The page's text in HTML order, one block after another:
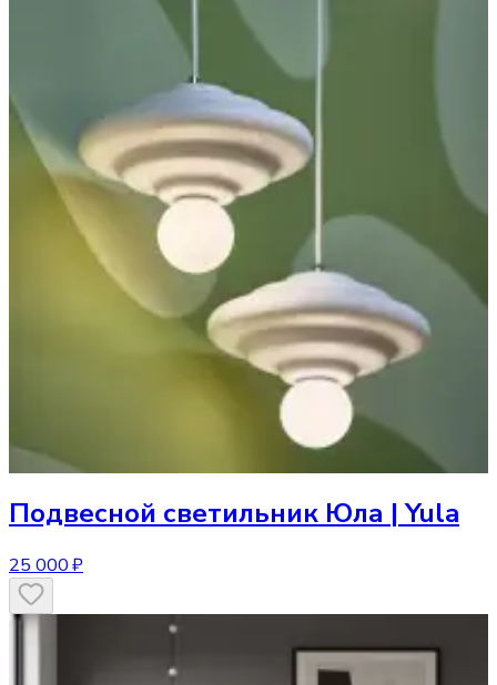
Подвесной светильник Юла | Yula
25 000 ₽